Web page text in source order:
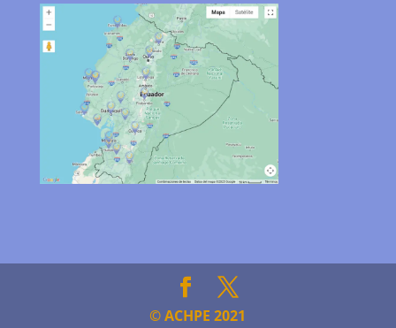
© ACHPE 2021